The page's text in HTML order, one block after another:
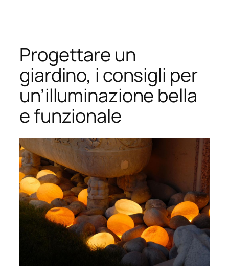
contenuto
Progettare un
giardino, i consigli per
un’illuminazione bella
e funzionale